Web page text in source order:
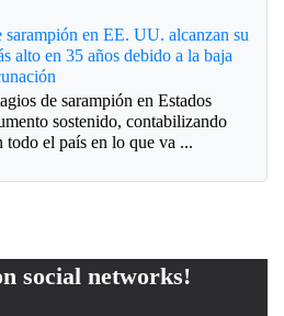
sarampión en EE. UU. alcanzan su
alto en 35 años debido a la baja
de sarampión en Estados
sostenido, contabilizando
todo el país en lo que va ...
social networks!